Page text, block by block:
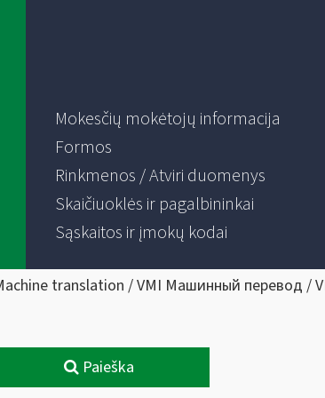
Mokesčių mokėtojų informacija
Formos
Rinkmenos / Atviri duomenys
Skaičiuoklės ir pagalbininkai
Sąskaitos ir įmokų kodai
translation / VMI Машинный перевод /
Paieška